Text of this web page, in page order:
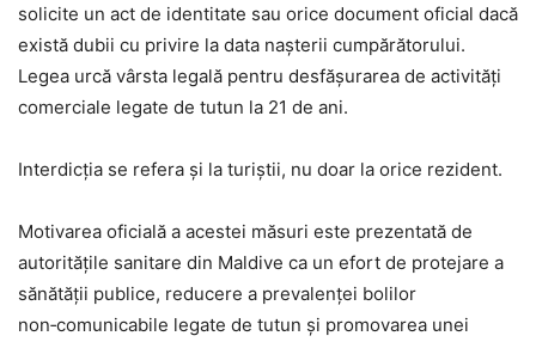
solicite un act de identitate sau orice document oficial dacă
există dubii cu privire la data naşterii cumpărătorului.
Legea urcă vârsta legală pentru desfăşurarea de activităţi
comerciale legate de tutun la 21 de ani.
Interdicţia se refera şi la turiştii, nu doar la orice rezident.
Motivarea oficială a acestei măsuri este prezentată de
autorităţile sanitare din Maldive ca un efort de protejare a
sănătăţii publice, reducere a prevalenţei bolilor
non‑comunicabile legate de tutun şi promovarea unei